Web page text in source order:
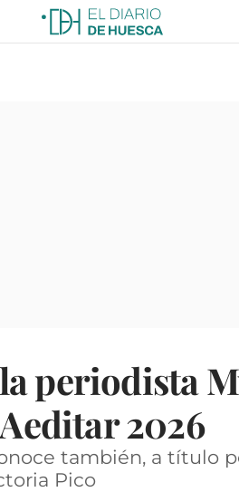
periodista
2026
también, a título
Pico